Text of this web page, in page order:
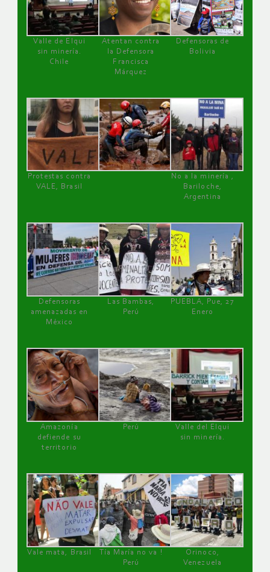
Valle de Elqui
sin minería.
Chile
Atentan contra
la Defensora
Francisca
Márquez
Defensoras de
Bolivia
Protestas contra
VALE, Brasil
No a la minería ,
Bariloche,
Argentina
Defensoras
amenazadas en
México
Las Bambas,
Perú
PUEBLA, Pue, 27
Enero
Amazonía
defiende su
territorio
Perú
Valle del Elqui
sin minería.
Vale mata, Brasil
Tía María no va !
Perú
Orinoco,
Venezuela